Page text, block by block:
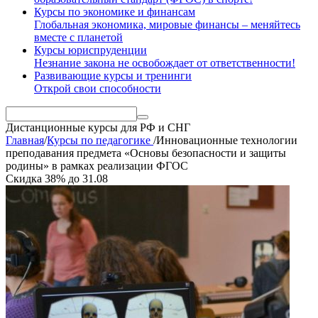
Курсы по экономике и финансам
Глобальная экономика, мировые финансы – меняйтесь
вместе с планетой
Курсы юриспруденции
Незнание закона не освобождает от ответственности!
Развивающие курсы и тренинги
Открой свои способности
Дистанционные курсы для РФ и СНГ
Главная/Курсы по педагогике /Инновационные технологии
преподавания предмета «Основы безопасности и защиты
родины» в рамках реализации ФГОС
Скидка 38% до 31.08